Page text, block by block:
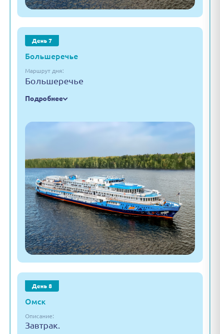
День 7
Большеречье
Маршрут дня:
Большеречье
Подробнее
День 8
Омск
Описание:
Завтрак.